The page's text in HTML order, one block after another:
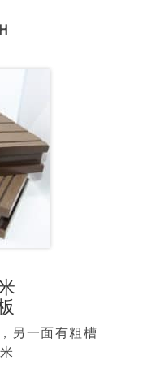
另一面有粗槽